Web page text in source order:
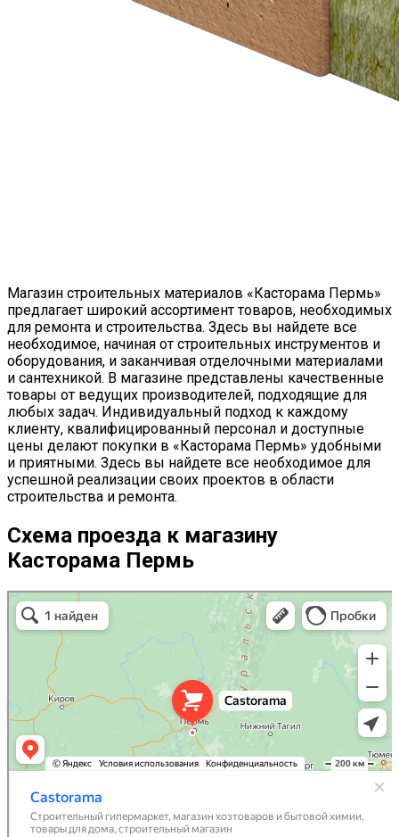
Магазин строительных материалов «Касторама Пермь»
предлагает широкий ассортимент товаров, необходимых
для ремонта и строительства. Здесь вы найдете все
необходимое, начиная от строительных инструментов и
оборудования, и заканчивая отделочными материалами
и сантехникой. В магазине представлены качественные
товары от ведущих производителей, подходящие для
любых задач. Индивидуальный подход к каждому
клиенту, квалифицированный персонал и доступные
цены делают покупки в «Касторама Пермь» удобными
и приятными. Здесь вы найдете все необходимое для
успешной реализации своих проектов в области
строительства и ремонта.
Схема проезда к магазину
Касторама Пермь
Касторама Пермь в Перми
Пермь